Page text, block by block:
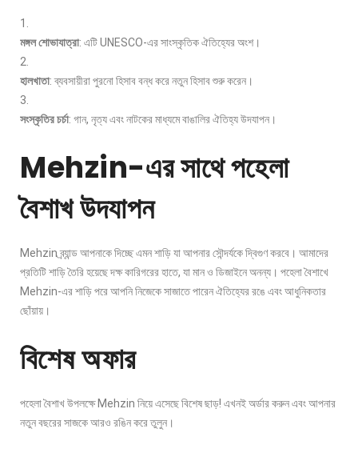
মঙ্গল শোভাযাত্রা: এটি UNESCO-এর সাংস্কৃতিক ঐতিহ্যের অংশ।
হালখাতা: ব্যবসায়ীরা পুরনো হিসাব বন্ধ করে নতুন হিসাব শুরু করেন।
সংস্কৃতির চর্চা: গান, নৃত্য এবং নাটকের মাধ্যমে বাঙালির ঐতিহ্য উদযাপন।
Mehzin-এর সাথে পহেলা
বৈশাখ উদযাপন
Mehzin ব্র্যান্ড আপনাকে দিচ্ছে এমন শাড়ি যা আপনার সৌন্দর্যকে দ্বিগুণ করবে। আমাদের
প্রতিটি শাড়ি তৈরি হয়েছে দক্ষ কারিগরের হাতে, যা মান ও ডিজাইনে অনন্য। পহেলা বৈশাখে
Mehzin-এর শাড়ি পরে আপনি নিজেকে সাজাতে পারেন ঐতিহ্যের রঙে এবং আধুনিকতার
ছোঁয়ায়।
বিশেষ অফার
পহেলা বৈশাখ উপলক্ষে Mehzin নিয়ে এসেছে বিশেষ ছাড়! এখনই অর্ডার করুন এবং আপনার
নতুন বছরের সাজকে আরও রঙিন করে তুলুন।